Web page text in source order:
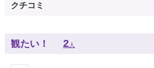
クチコミ
観たい！ 2人